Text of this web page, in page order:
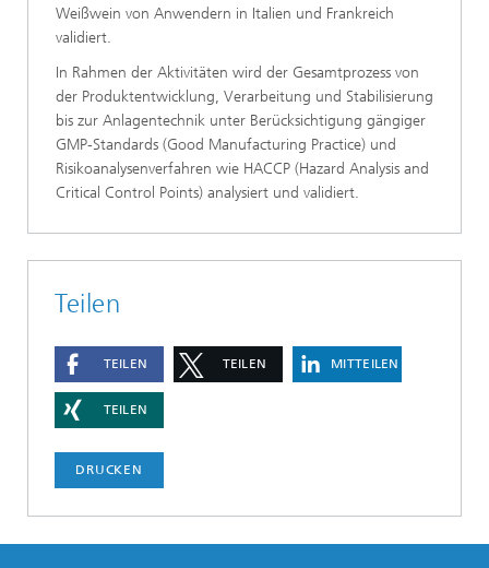
Weißwein von Anwendern in Italien und Frankreich
validiert.
In Rahmen der Aktivitäten wird der Gesamtprozess von
der Produktentwicklung, Verarbeitung und Stabilisierung
bis zur Anlagentechnik unter Berücksichtigung gängiger
GMP-Standards (Good Manufacturing Practice) und
Risikoanalysenverfahren wie HACCP (Hazard Analysis and
Critical Control Points) analysiert und validiert.
Teilen
TEILEN TEILEN MITTEILEN
TEILEN
DRUCKEN